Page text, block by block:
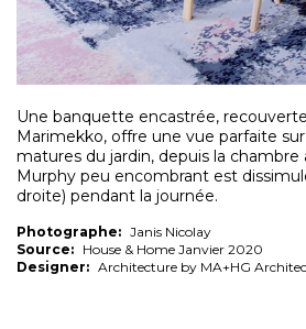
Une banquette encastrée,
Marimekko, offre une vue parfaite
matures du jardin, depuis la chambre
Murphy peu encombrant est
droite) pendant la journée.
Photographe: Janis Nicolay
Source: House & Home Janvier 2020
Designer: Architecture by MA+HG